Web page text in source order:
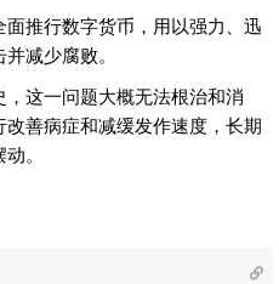
推行数字货币，用以强力、迅
减少腐败。
这一问题大概无法根治和消
善病症和减缓发作速度，长期
。